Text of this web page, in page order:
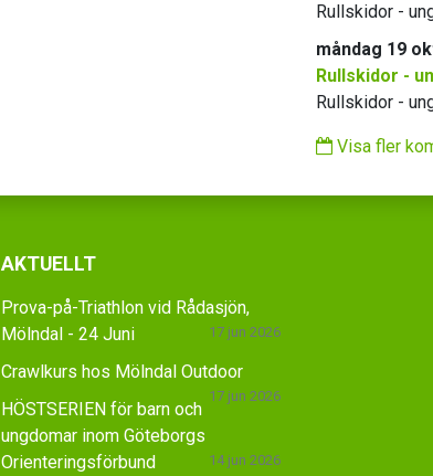
Rullskidor -
måndag 19
Rullskidor -
Rullskidor -
Visa fler
AKTUELLT
Prova-på-Triathlon vid Rådasjön,
Mölndal - 24 Juni
17 jun 2026
Crawlkurs hos Mölndal Outdoor
17 jun 2026
HÖSTSERIEN för barn och
ungdomar inom Göteborgs
Orienteringsförbund
14 jun 2026